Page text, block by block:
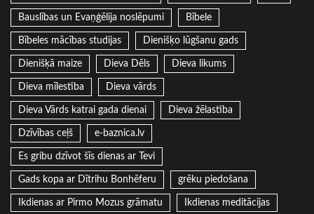
Bauslības un Evaņģēlija noslēpumi Bībele
Bībeles mācības studijas Dienišķo lūgšanu gads
Dienišķā maize Dieva Dēls Dieva likums
Dieva mīlestība Dieva vārds
Dieva Vārds katrai gada dienai Dieva žēlastība
Dzīvības ceļš e-baznica.lv
Es gribu dzīvot šīs dienas ar Tevi
Gads kopa ar Dītrihu Bonhēferu grēku piedošana
Ikdienas ar Pirmo Mozus grāmatu Ikdienas meditācijas